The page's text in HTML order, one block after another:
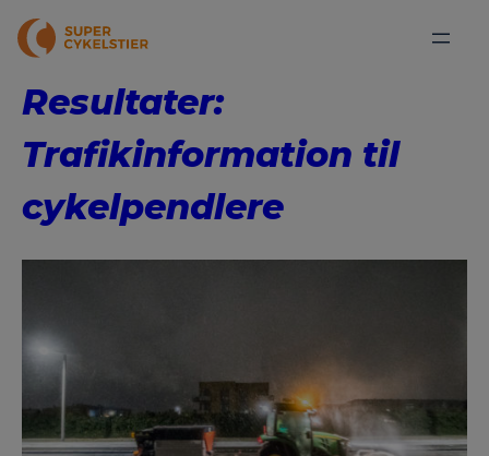
Resultater:
Trafikinformation til
cykelpendlere